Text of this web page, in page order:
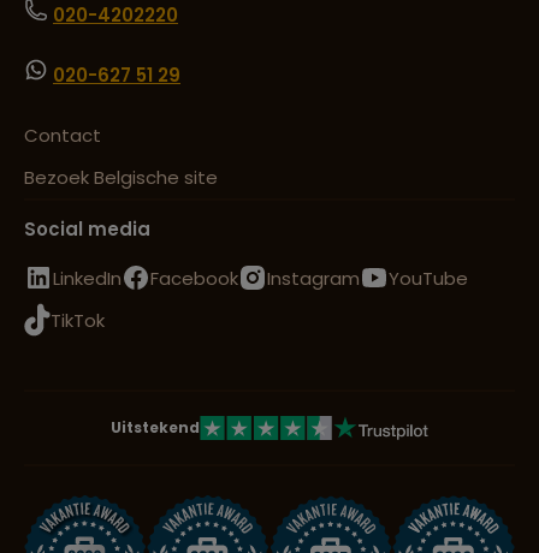
020-4202220
020-627 51 29
Contact
Bezoek Belgische site
Social media
LinkedIn
Facebook Instagram
YouTube
TikTok
Uitstekend